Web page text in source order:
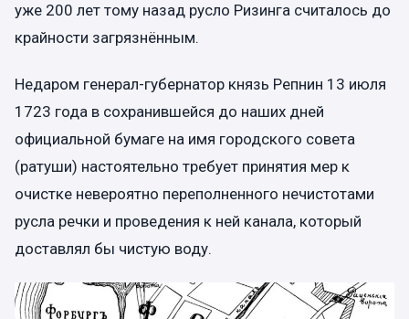
уже 200 лет тому назад русло Ризинга считалось до
крайности загрязнённым.
Недаром генерал-губернатор князь Репнин 13 июля
1723 года в сохранившейся до наших дней
официальной бумаге на имя городского совета
(ратуши) настоятельно требует принятия мер к
очистке невероятно переполненного нечистотами
русла речки и проведения к ней канала, который
доставлял бы чистую воду.